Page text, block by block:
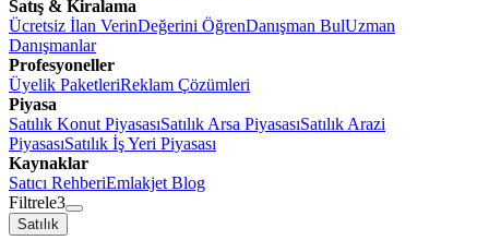
Satış & Kiralama
Ücretsiz İlan VerinDeğerini ÖğrenDanışman BulUzman
Danışmanlar
Profesyoneller
Üyelik PaketleriReklam Çözümleri
Piyasa
Satılık Konut PiyasasıSatılık Arsa PiyasasıSatılık Arazi
PiyasasıSatılık İş Yeri Piyasası
Kaynaklar
Satıcı RehberiEmlakjet Blog
Filtrele3
Satılık